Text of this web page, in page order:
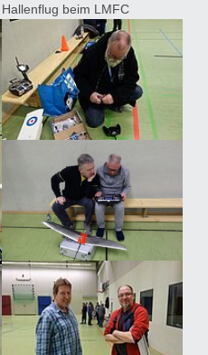
Hallenflug beim LMFC
Show larger version for:
Show larger version for: